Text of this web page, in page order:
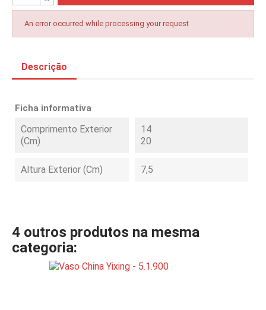
An error occurred while processing your request
Descrição
Ficha informativa
Comprimento Exterior
(cm)
14
20
Altura Exterior (cm) 7,5
4 outros produtos na mesma
categoria: